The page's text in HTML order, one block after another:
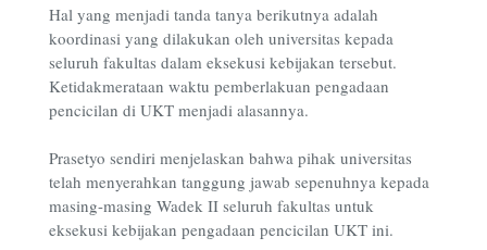
Hal yang menjadi tanda tanya berikutnya adalah
koordinasi yang dilakukan oleh universitas kepada
seluruh fakultas dalam eksekusi kebijakan tersebut.
Ketidakmerataan waktu pemberlakuan pengadaan
pencicilan di UKT menjadi alasannya.
Prasetyo sendiri menjelaskan bahwa pihak universitas
telah menyerahkan tanggung jawab sepenuhnya kepada
masing-masing Wadek II seluruh fakultas untuk
eksekusi kebijakan pengadaan pencicilan UKT ini.